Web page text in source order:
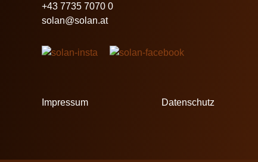
+43 7735 7070 0
solan@solan.at
Impressum Datenschutz